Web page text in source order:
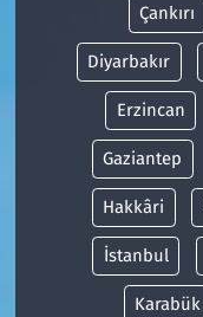
Çankırı
Diyarbakır
Erzincan
Gaziantep
Hakkâri
İstanbul
Karabük